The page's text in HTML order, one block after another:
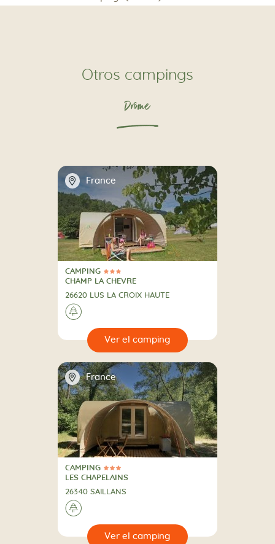
Otros campings
Drôme
📍 France
3 Estrellas
CAMPING
CAMPING
CHAMP LA CHEVRE
26620 LUS LA CROIX HAUTE
🌲
📍 France
3 Estrellas
CAMPING
CAMPING
LES CHAPELAINS
26340 SAILLANS
🌲